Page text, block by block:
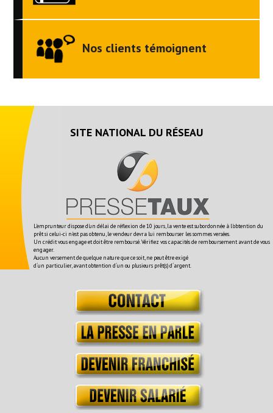
Nos clients témoignent
SITE NATIONAL DU RÉSEAU
L'emprunteur dispose d'un délai de réflexion de 10 jours, la vente est subordonnée à l'obtention du
prêt si celui-ci n'est pas obtenu, le vendeur devra lui rembourser les sommes versées.
Un crédit vous engage et doit être remboursé. Vérifiez vos capacités de remboursement avant de vous
engager.
Aucun versement de quelque nature que ce soit, ne peut être exigé
d´un particulier, avant obtention d´un ou plusieurs prêt(s) d´argent.